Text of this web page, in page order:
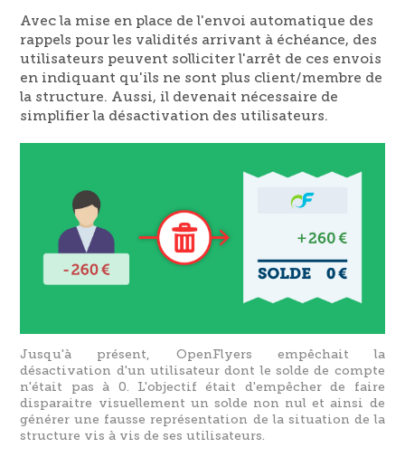
Avec la mise en place de l'envoi automatique des
rappels pour les validités arrivant à échéance, des
utilisateurs peuvent solliciter l'arrêt de ces envois
en indiquant qu'ils ne sont plus client/membre de
la structure. Aussi, il devenait nécessaire de
simplifier la désactivation des utilisateurs.
Jusqu'à présent, OpenFlyers empêchait la
désactivation d'un utilisateur dont le solde de compte
n'était pas à 0. L'objectif était d'empêcher de faire
disparaitre visuellement un solde non nul et ainsi de
générer une fausse représentation de la situation de la
structure vis à vis de ses utilisateurs.